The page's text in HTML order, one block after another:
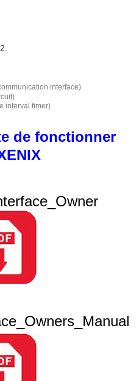
interface)
interval timer)
de fonctionner